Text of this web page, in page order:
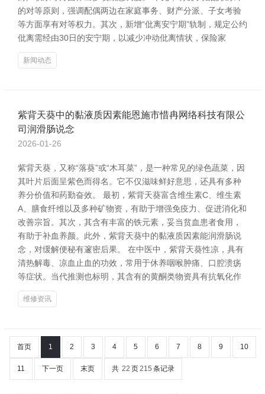
的对等原则，强调配偶两边在家庭事务、财产分派、子女考验
等方面享有对等权力。其次，新增“仳离安宁期”轨制，规定公约
仳离需经由30日的安宁期，以减少冲动仳离情状，保险家
新闻动态
紫背天葵中的黏液质因素能恩施市惜冉网络科技有限公
司润滑肠说念
2026-01-26
紫背天葵，又称“落葵”或“木耳菜”，是一种常见的绿色蔬菜，因
其叶片后面呈紫色而得名。它不仅滋味鲜好意思，还具有多种
养分价值和药勤奋效。 最初，紫背天葵富含维生素C、维生素
A、膳食纤维以及多种矿物资，有助于增强免疫力、促进消化和
改善宗旨。其次，其含有丰富的铁元素，妥当贫血患者食用，
有助于补血养颜。此外，紫背天葵中的黏液质因素能润滑肠说
念，对缓解便秘有邃密后果。 在中医中，紫背天葵性凉，具有
清热解毒、凉血止血的功效，常用于休养咽喉肿痛、口腔溃疡
等症状。当代推测也标明，其含有的黄酮类物资具有抗氧化作
维修资讯
首页 1 2 3 4 5 6 7 8 9 10
11 下一页 末页 共 22 页215 条记录